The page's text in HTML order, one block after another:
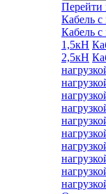
Перейти
Кабель с
Кабель с
1,5кН
2,5кН